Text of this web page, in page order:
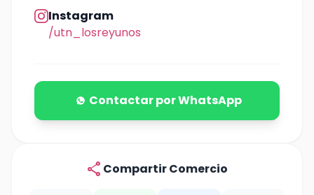
Instagram
/utn_losreyunos
Contactar por WhatsApp
share Compartir Comercio